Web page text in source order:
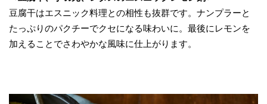
豆腐干はエスニック料理との相性も抜群です。ナンプラーと
たっぷりのパクチーでクセになる味わいに。最後にレモンを
加えることでさわやかな風味に仕上がります。